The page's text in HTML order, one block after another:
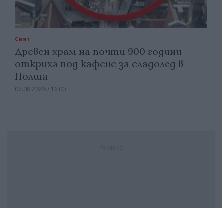
Свят
Древен храм на почти 900 години
откриха под кафене за сладолед в
Полша
07.08.2026 / 16:00